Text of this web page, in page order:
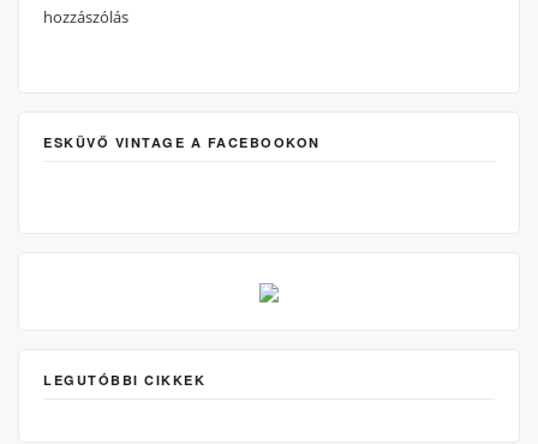
hozzászólás
ESKÜVŐ VINTAGE A FACEBOOKON
LEGUTÓBBI CIKKEK